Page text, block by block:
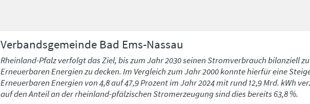
Verbandsgemeinde Bad Ems-Nassau
Rheinland-Pfalz verfolgt das Ziel, bis zum Jahr 2030 seinen Stromverbrauch bilanziell zu
Erneuerbaren Energien zu decken. Im Vergleich zum Jahr 2000 konnte hierfür eine
Erneuerbaren Energien von 4,8 auf 47,9 Prozent im Jahr 2024 mit rund 12,9 Mrd. kWh
auf den Anteil an der rheinland-pfälzischen Stromerzeugung sind dies bereits 63,8 %.